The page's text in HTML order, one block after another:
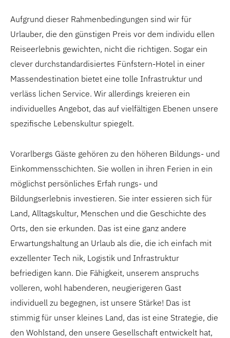
Aufgrund dieser Rahmenbedingungen sind wir für
Urlauber, die den günstigen Preis vor dem individu ellen
Reiseerlebnis gewichten, nicht die richtigen. Sogar ein
clever durchstandardisiertes Fünfstern-Hotel in einer
Massendestination bietet eine tolle Infrastruktur und
verläss lichen Service. Wir allerdings kreieren ein
individuelles Angebot, das auf vielfältigen Ebenen unsere
spezifische Lebenskultur spiegelt.
Vorarlbergs Gäste gehören zu den höheren Bildungs- und
Einkommensschichten. Sie wollen in ihren Ferien in ein
möglichst persönliches Erfah rungs- und
Bildungserlebnis investieren. Sie inter essieren sich für
Land, Alltagskultur, Menschen und die Geschichte des
Orts, den sie erkunden. Das ist eine ganz andere
Erwartungshaltung an Urlaub als die, die ich einfach mit
exzellenter Tech nik, Logistik und Infrastruktur
befriedigen kann. Die Fähigkeit, unserem anspruchs
volleren, wohl habenderen, neugierigeren Gast
individuell zu begegnen, ist unsere Stärke! Das ist
stimmig für unser kleines Land, das ist eine Strategie, die
den Wohlstand, den unsere Gesellschaft entwickelt hat,